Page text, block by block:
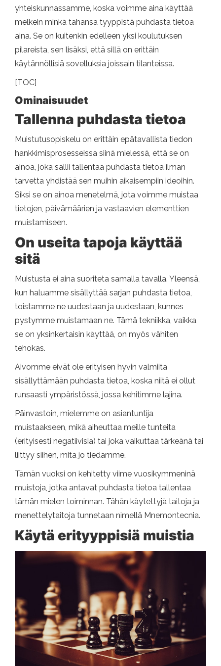
yhteiskunnassamme, koska voimme aina käyttää
melkein minkä tahansa tyyppistä puhdasta tietoa
aina. Se on kuitenkin edelleen yksi koulutuksen
pilareista, sen lisäksi, että sillä on erittäin
käytännöllisiä sovelluksia joissain tilanteissa.
[TOC]
Ominaisuudet
Tallenna puhdasta tietoa
Muistutusopiskelu on erittäin epätavallista tiedon
hankkimisprosesseissa siinä mielessä, että se on
ainoa, joka sallii tallentaa puhdasta tietoa ilman
tarvetta yhdistää sen muihin aikaisempiin ideoihin.
Siksi se on ainoa menetelmä, jota voimme muistaa
tietojen, päivämäärien ja vastaavien elementtien
muistamiseen.
On useita tapoja käyttää
sitä
Muistusta ei aina suoriteta samalla tavalla. Yleensä,
kun haluamme sisällyttää sarjan puhdasta tietoa,
toistamme ne uudestaan ​​ja uudestaan, kunnes
pystymme muistamaan ne. Tämä tekniikka, vaikka
se on yksinkertaisin käyttää, on myös vähiten
tehokas.
Aivomme eivät ole erityisen hyvin valmiita
sisällyttämään puhdasta tietoa, koska niitä ei ollut
runsaasti ympäristössä, jossa kehitimme lajina.
Päinvastoin, mielemme on asiantuntija
muistaakseen, mikä aiheuttaa meille tunteita
(erityisesti negatiivisia) tai joka vaikuttaa tärkeänä tai
liittyy siihen, mitä jo tiedämme.
Tämän vuoksi on kehitetty viime vuosikymmeninä
muistoja, jotka antavat puhdasta tietoa tallentaa
tämän mielen toiminnan. Tähän käytettyjä taitoja ja
menettelytaitoja tunnetaan nimellä Mnemontecnia.
Käytä erityyppisiä muistia